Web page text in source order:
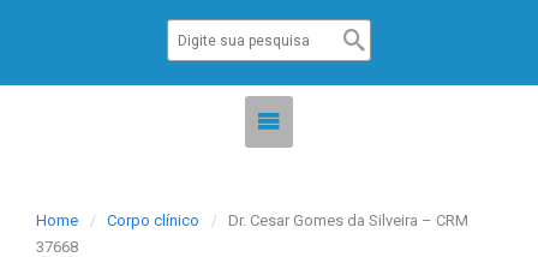
Home Corpo clínico
Dr. Cesar Gomes da Silveira – CRM
37668